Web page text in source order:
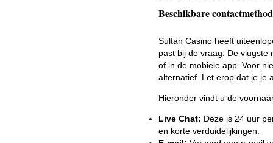
Beschikbare
Sultan Casino heeft
past bij de vraag. De vlugste
of in de mobiele app. Voor
alternatief. Let erop dat je je
Hieronder vindt u de
Live Chat: Deze is 24 uur
en korte verduidelijkingen.